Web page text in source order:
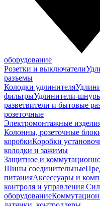
оборудование
Розетки и выключатели
разъемы
Колодки удлинителя
фильтрыУдлинители-
разветвители и бытовые
розеточные
Электромонтажные
Колонны, розеточные
коробкиКоробки
колодки и зажимы
Защитное и
Шины соединительные
питанияАксессуары и
контроля и управления
оборудование